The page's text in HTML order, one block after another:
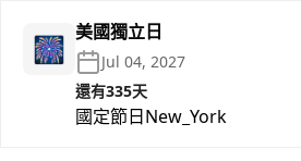
🎆 美國獨立日
Jul 04, 2027
還有335天
國定節日New_York